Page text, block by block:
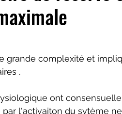
Testing
grande complexité et
.
ont
l'activaiton du sytème